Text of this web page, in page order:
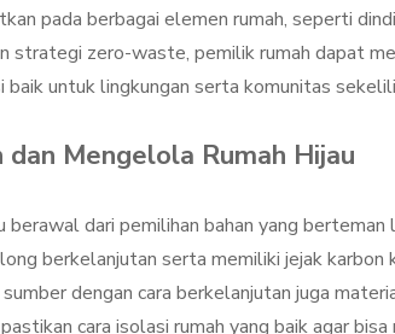
pada berbagai elemen rumah, seperti
strategi zero-waste, pemilik rumah dapat
baik untuk lingkungan serta komunitas
dan Mengelola Rumah Hijau
berawal dari pemilihan bahan yang berteman
berkelanjutan serta memiliki jejak karbon
dengan cara berkelanjutan juga
cara isolasi rumah yang baik agar